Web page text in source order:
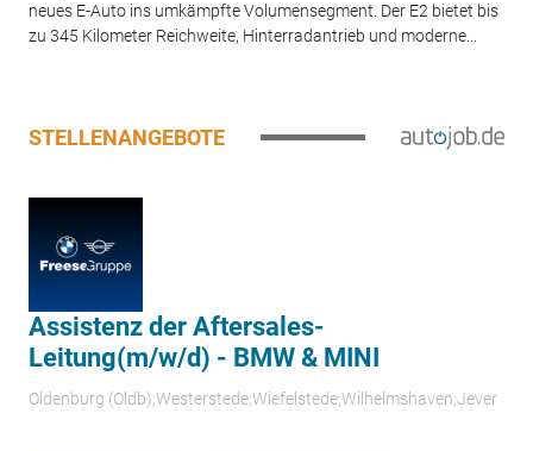
neues E-Auto ins umkämpfte Volumensegment. Der E2 bietet bis
zu 345 Kilometer Reichweite, Hinterradantrieb und moderne...
STELLENANGEBOTE
Assistenz der Aftersales-
Leitung(m/w/d) - BMW & MINI
Oldenburg (Oldb);Westerstede;Wiefelstede;Wilhelmshaven;Jever